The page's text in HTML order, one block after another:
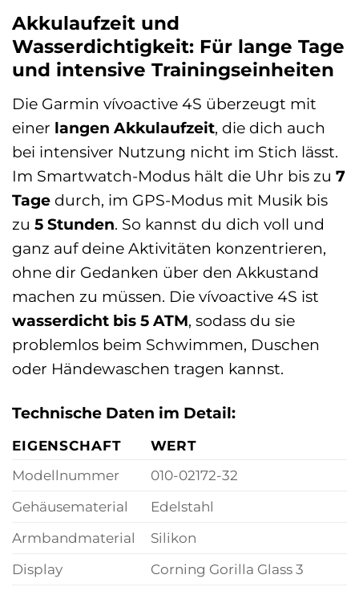
Akkulaufzeit und
Wasserdichtigkeit: Für lange Tage
und intensive Trainingseinheiten
Die Garmin vívoactive 4S überzeugt mit
einer langen Akkulaufzeit, die dich auch
bei intensiver Nutzung nicht im Stich lässt.
Im Smartwatch-Modus hält die Uhr bis zu 7
Tage durch, im GPS-Modus mit Musik bis
zu 5 Stunden. So kannst du dich voll und
ganz auf deine Aktivitäten konzentrieren,
ohne dir Gedanken über den Akkustand
machen zu müssen. Die vívoactive 4S ist
wasserdicht bis 5 ATM, sodass du sie
problemlos beim Schwimmen, Duschen
oder Händewaschen tragen kannst.
Technische Daten im Detail:
EIGENSCHAFT
WERT
Modellnummer
010-02172-32
Gehäusematerial
Edelstahl
Armbandmaterial
Silikon
Display
Corning Gorilla Glass 3